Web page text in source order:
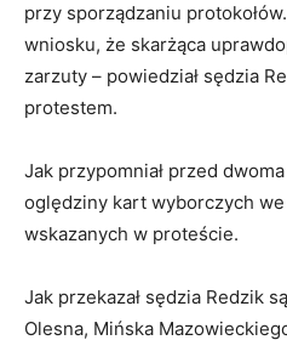
przy sporządzaniu
wniosku, że skarżąca
zarzuty – powiedział sędzia
protestem.
Jak przypomniał przed
oględziny kart wyborczych
wskazanych w proteście.
Jak przekazał sędzia Redzik
Olesna, Mińska